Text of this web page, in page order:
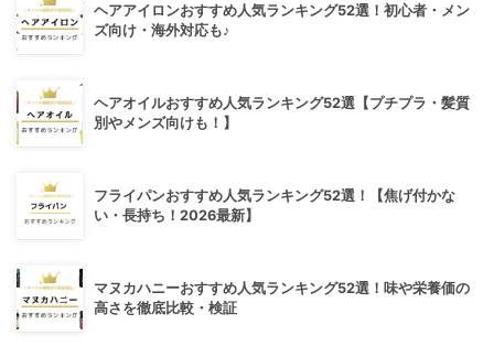
ヘアアイロンおすすめ人気ランキング52選！初心者・メン
ズ向け・海外対応も♪
ヘアオイルおすすめ人気ランキング52選【プチプラ・髪質
別やメンズ向けも！】
フライパンおすすめ人気ランキング52選！【焦げ付かな
い・長持ち！2026最新】
マヌカハニーおすすめ人気ランキング52選！味や栄養価の
高さを徹底比較・検証